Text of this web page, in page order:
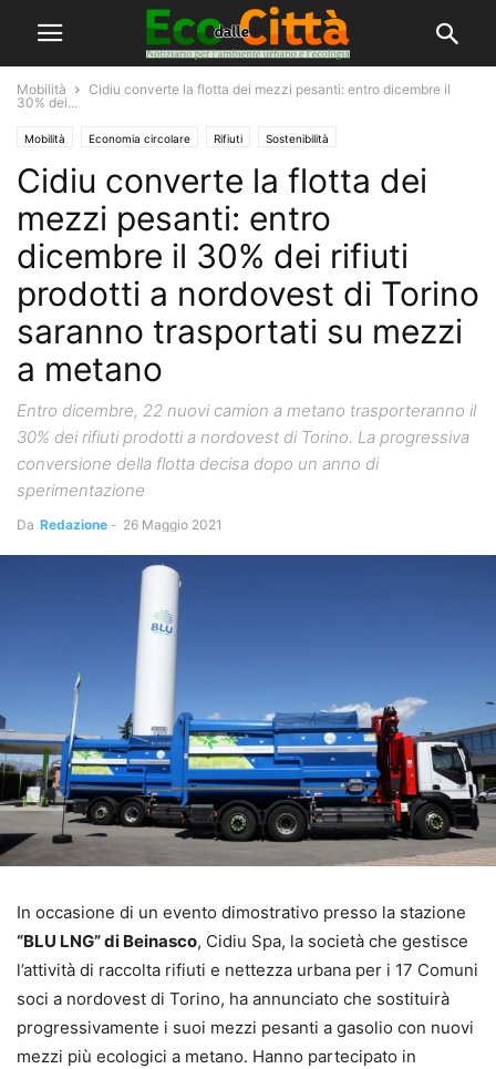
Mobilità
Cidiu converte la flotta dei mezzi pesanti: entro dicembre il
30% dei...
Mobilità Economia circolare Rifiuti Sostenibilità
Cidiu converte la flotta dei
mezzi pesanti: entro
dicembre il 30% dei rifiuti
prodotti a nordovest di Torino
saranno trasportati su mezzi
a metano
Entro dicembre, 22 nuovi camion a metano trasporteranno il
30% dei rifiuti prodotti a nordovest di Torino. La progressiva
conversione della flotta decisa dopo un anno di
sperimentazione
Da Redazione - 26 Maggio 2021
In occasione di un evento dimostrativo presso la stazione
“BLU LNG” di Beinasco, Cidiu Spa, la società che gestisce
l’attività di raccolta rifiuti e nettezza urbana per i 17 Comuni
soci a nordovest di Torino, ha annunciato che sostituirà
progressivamente i suoi mezzi pesanti a gasolio con nuovi
mezzi più ecologici a metano. Hanno partecipato in